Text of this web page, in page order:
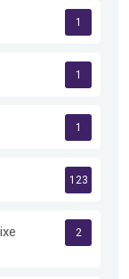
1
1
1
123
2